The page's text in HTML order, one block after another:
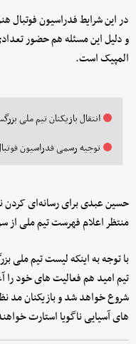
و دلیل این مسئله هم حضور
المپیک است.
انتقال بازیکنان تیم ملی
توجیه رسمی فدراسیون
حسین عبدی برای رسانه‌ای کردن
منتظر اعلام فهرست تیم ملی از
با توجه به اینکه لیست تیم ملی
تیم امید هم فعالیت های خود را
شروع خواهد شد و بازیکنان مد
های آسیایی ناگویا استارت